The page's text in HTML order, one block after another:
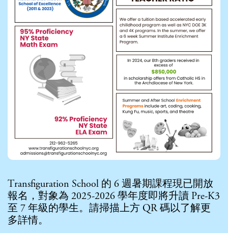
Transfiguration School 的 6 週暑期課程現已開放
報名，對象為 2025-2026 學年度即將升讀 Pre-K3
至 7 年級的學生。請掃描上方 QR 碼以了解更
多詳情。